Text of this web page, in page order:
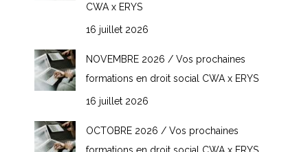
CWA x ERYS
16 juillet 2026
NOVEMBRE 2026 / Vos prochaines
formations en droit social CWA x ERYS
16 juillet 2026
OCTOBRE 2026 / Vos prochaines